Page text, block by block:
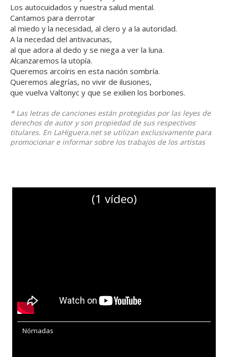
Los autocuidados y nuestra salud mental.
Cantamos para derrotar
al miedo y la necesidad, al clero y a la autoridad.
A la necedad del antivacunas,
al que adora al dedo y se niega a ver la luna.
Alcanzaremos la utopía.
Queremos arcoíris en esta nación sombría.
Queremos alegrías, no vivir de ilusiones,
que vuelva Valtonyc y que se exilien los borbones.
* Las letras de canciones están protegidas por las leyes de
derechos de autor y son propiedad de sus respectivos
titulares. En LaHiguera.net se utilizan exclusivamente para
promocionar e informar sobre los trabajos de los artistas
(1 vídeo)
Nómadas